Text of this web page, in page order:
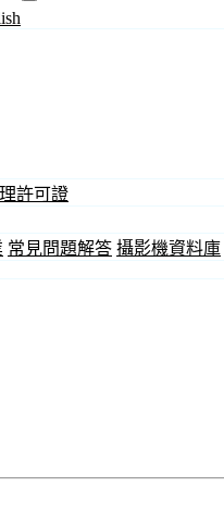
許可證
常見問題解答 攝影機資料庫